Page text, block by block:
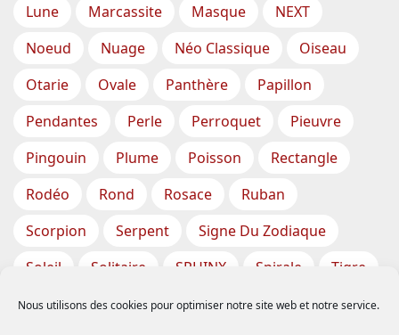
Nous utilisons des cookies pour optimiser notre site web et notre service.
Lune
Marcassite Masque
NEXT
Noeud
Nuage Néo Classique
Oiseau
Otarie
Ovale Panthère
Papillon
Pendantes
Perle Perroquet
Pieuvre
Pingouin
Plume Poisson
Rectangle
Rodéo
Rond Rosace
Ruban
Scorpion
Serpent
Signe Du Zodiaque
Soleil
Solitaire SPHINX Spirale
Tigre
Torsade
Tortue Train
Tresse